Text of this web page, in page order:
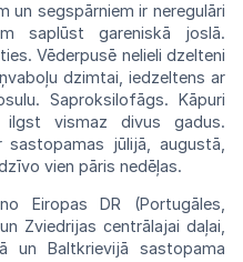
un segspārniemirneregulāri
saplūst gareniskā joslā.
Vēderpusē nelieli dzelteni
dzimtai, iedzeltens ar
Saproksilofāgs. Kāpuri
ilgst vismaz divusgadus.
sastopamas jūlijā, augustā,
vien pāris nedēļas.
no EiropasDR (Portugāles,
un Zviedrijas centrālajai daļai,
un Baltkrievijā sastopama